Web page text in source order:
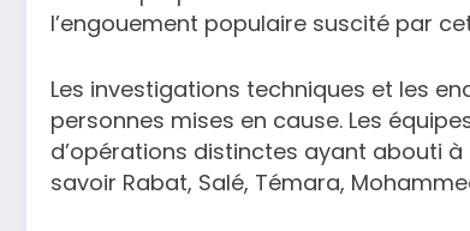
l’engouement populaire suscité par
Les investigations techniques et les
personnes mises en cause. Les
d’opérations distinctes ayant abouti
savoir Rabat, Salé, Témara,